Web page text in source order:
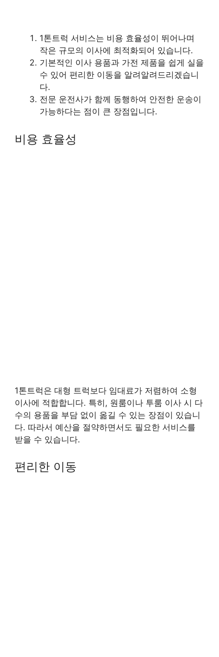
1톤트럭 서비스는 비용 효율성이 뛰어나며
작은 규모의 이사에 최적화되어 있습니다.
기본적인 이사 용품과 가전 제품을 쉽게 실을
수 있어 편리한 이동을 알려알려드리겠습니
다.
전문 운전사가 함께 동행하여 안전한 운송이
가능하다는 점이 큰 장점입니다.
비용 효율성
1톤트럭은 대형 트럭보다 임대료가 저렴하여 소형
이사에 적합합니다. 특히, 원룸이나 투룸 이사 시 다
수의 용품을 부담 없이 옮길 수 있는 장점이 있습니
다. 따라서 예산을 절약하면서도 필요한 서비스를
받을 수 있습니다.
편리한 이동